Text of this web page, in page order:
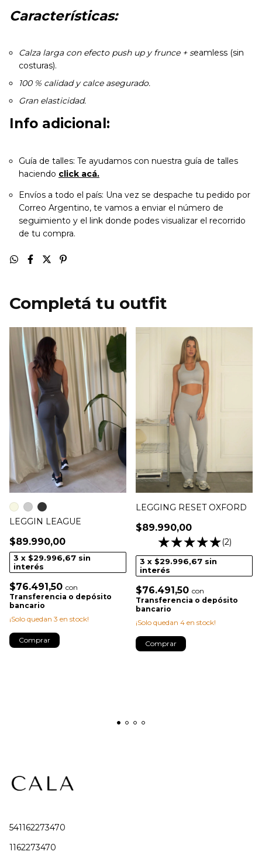
Características:
Calza larga con efecto push up y frunce + seamless (sin
costuras).
100 % calidad y calce asegurado.
Gran elasticidad.
Info adicional:
Guía de talles: Te ayudamos con nuestra guía de talles
haciendo click acá.
Envíos a todo el país: Una vez se despache tu pedido por
Correo Argentino, te vamos a enviar el número de
seguimiento y el link donde podes visualizar el recorrido
de tu compra.
LEGGIN LEAGUE
$89.990,00
3 x $29.996,67 sin
interés
$76.491,50 con
Transferencia o depósito
bancario
¡Solo quedan 3 en stock!
Comprar
LEGGING RESET OXFORD
$89.990,00
(2)
3 x $29.996,67 sin
interés
$76.491,50 con
Transferencia o depósito
bancario
¡Solo quedan 4 en stock!
Comprar
541162273470
1162273470